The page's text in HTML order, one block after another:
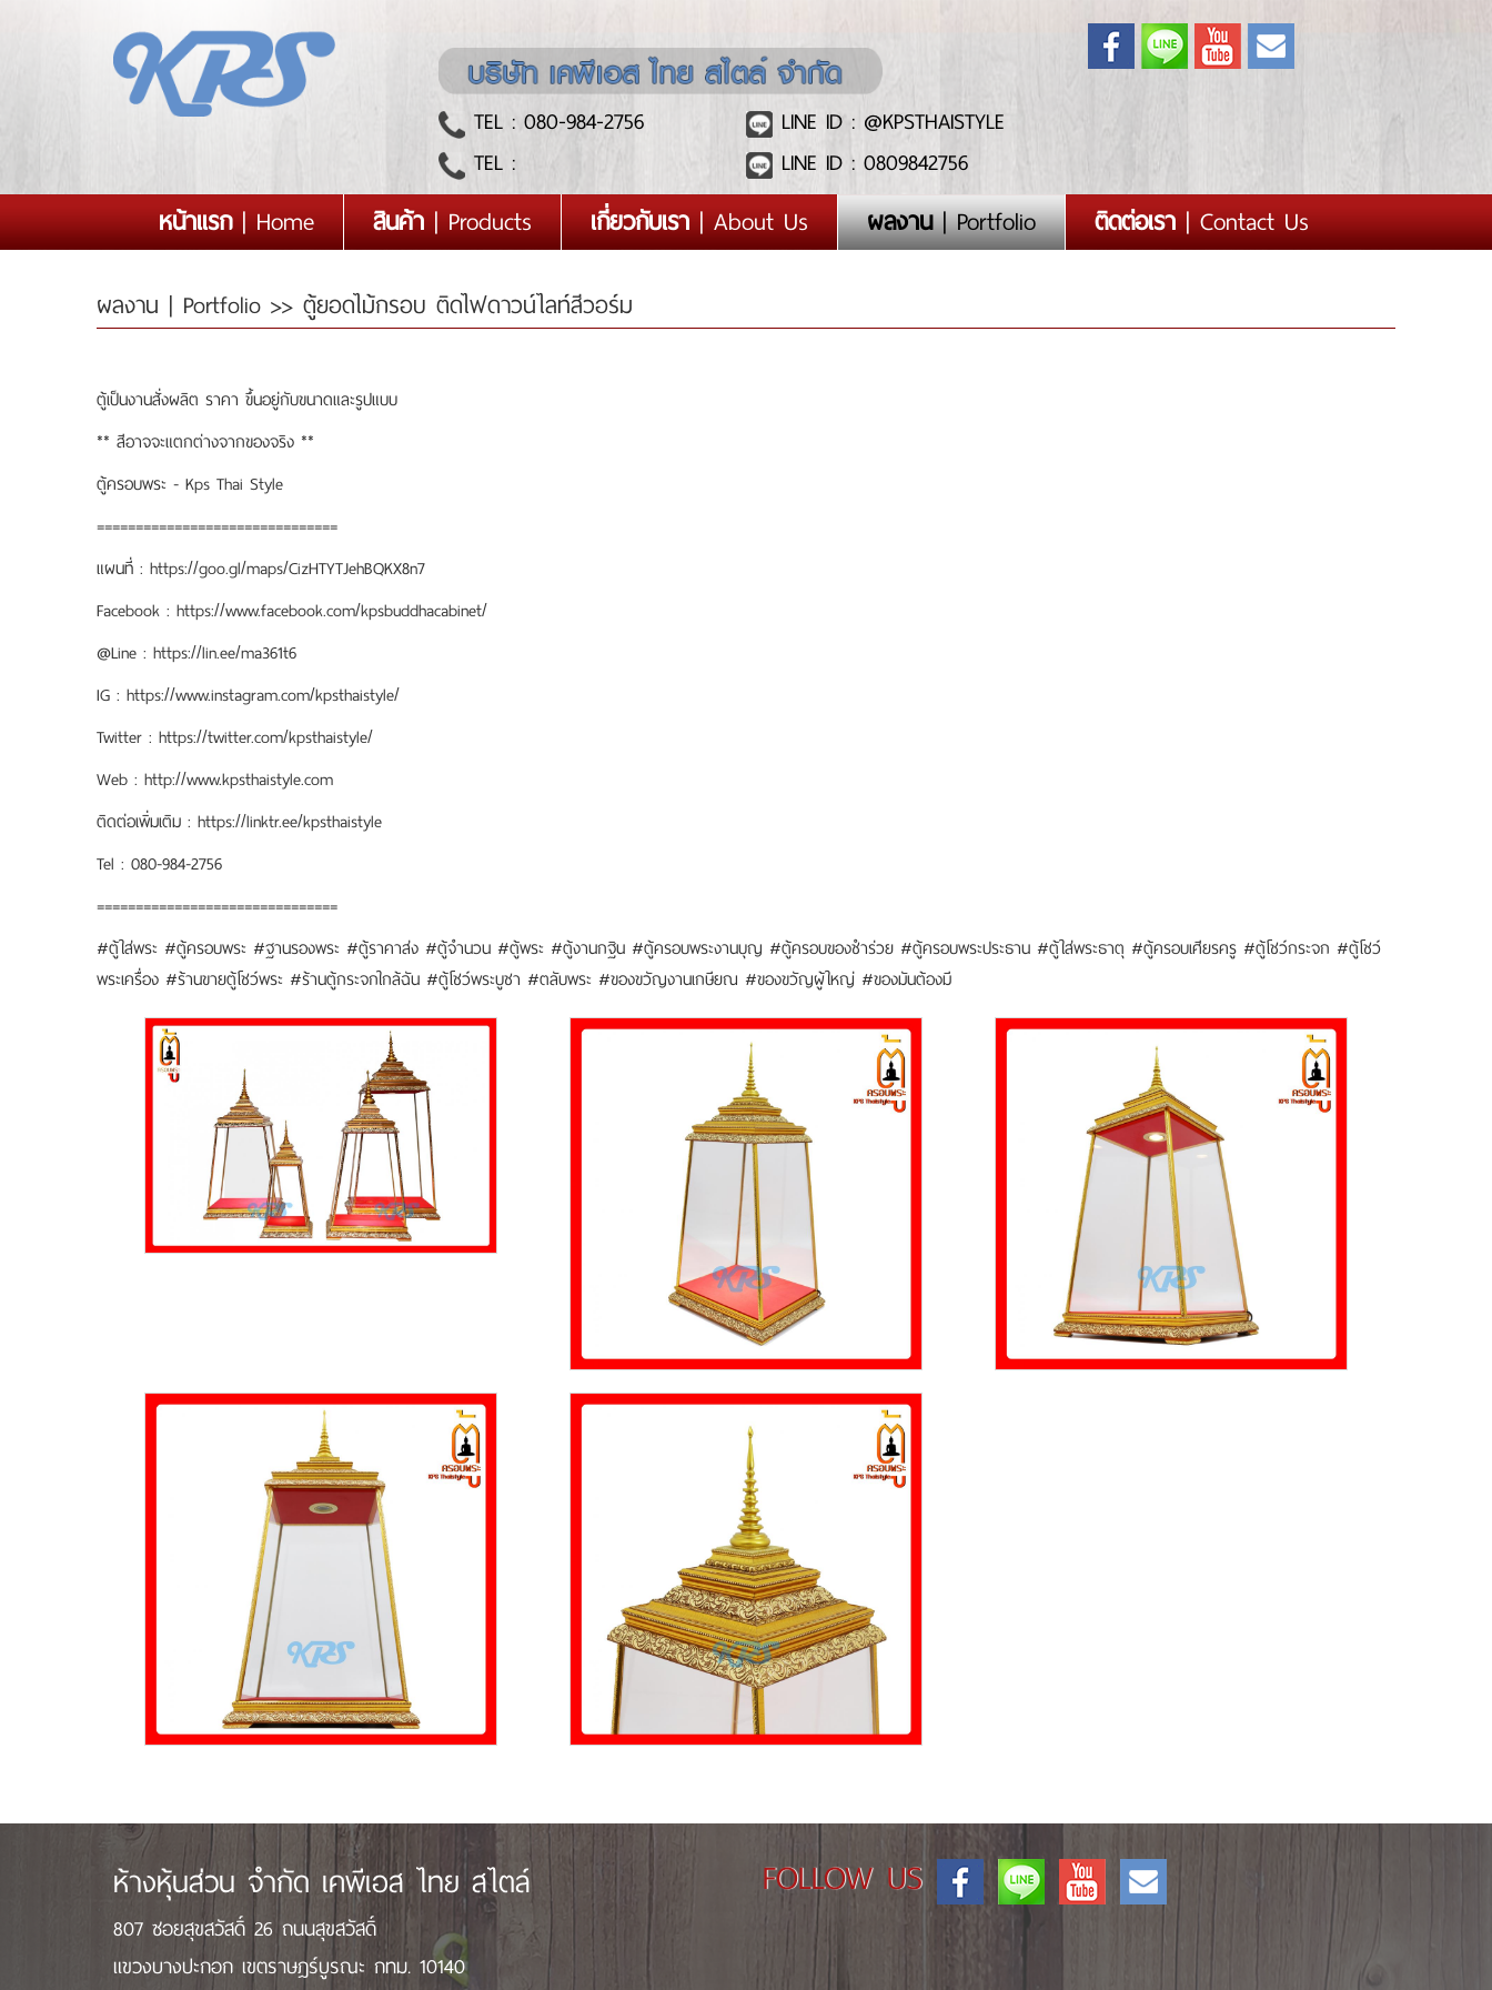
TEL : 080-984-2756
TEL :
LINE ID : @KPSTHAISTYLE
LINE ID : 0809842756
หน้าแรก| Home(current)สินค้า| Products เกี่ยวกับเรา| About Us ผลงาน| Portfolio ติดต่อเรา| Contact Us
ผลงาน | Portfolio >> ตู้ยอดไม้กรอบ ติดไฟดาวน์ไลท์สีวอร์ม
ตู้เป็นงานสั่งผลิต ราคา ขึ้นอยู่กับขนาดและรูปแบบ
** สีอาจจะแตกต่างจากของจริง **
ตู้ครอบพระ - Kps Thai Style
===============================
แผนที่ : https://goo.gl/maps/CizHTYTJehBQKX8n7
Facebook : https://www.facebook.com/kpsbuddhacabinet/
@Line : https://lin.ee/ma361t6
IG : https://www.instagram.com/kpsthaistyle/
Twitter : https://twitter.com/kpsthaistyle/
Web : http://www.kpsthaistyle.com
ติดต่อเพิ่มเติม : https://linktr.ee/kpsthaistyle
Tel : 080-984-2756
===============================
#ตู้ใส่พระ #ตู้ครอบพระ #ฐานรองพระ #ตู้ราคาส่ง #ตู้จำนวน #ตู้พระ #ตู้งานกฐิน #ตู้ครอบพระงานบุญ #ตู้ครอบของชำร่วย #ตู้ครอบพระประธาน #ตู้ใส่พระธาตุ #ตู้ครอบเศียรครู #ตู้โชว์กระจก #ตู้โชว์
พระเครื่อง #ร้านขายตู้โชว์พระ #ร้านตู้กระจกใกล้ฉัน #ตู้โชว์พระบูชา #ตลับพระ #ของขวัญงานเกษียณ #ของขวัญผู้ใหญ่ #ของมันต้องมี
ห้างหุ้นส่วน จำกัด เคพีเอส ไทย สไตล์
807 ซอยสุขสวัสดิ์ 26 ถนนสุขสวัสดิ์
แขวงบางปะกอก เขตราษฎร์บูรณะ กทม. 10140
FOLLOW US